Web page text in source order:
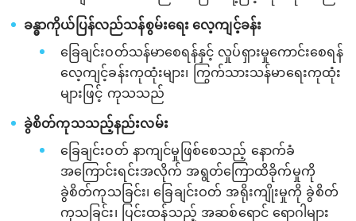
ခန္ဓာကိုယ်ပြန်လည်သန်စွမ်းရေး လေ့ကျင့်ခန်း
ခြေချင်းဝတ်သန်မာစေရန်နှင့် လှုပ်ရှားမှုကောင်းစေရန်
လေ့ကျင့်ခန်းကုထုံးများ၊ ကြွက်သားသန်မာရေးကုထုံး
များဖြင့် ကုသသည်
ခွဲစိတ်ကုသသည့်နည်းလမ်း
ခြေချင်းဝတ် နာကျင်မှုဖြစ်စေသည့် နောက်ခံ
အကြောင်းရင်းအလိုက် အရွတ်ကြောထိခိုက်မှုကို
ခွဲစိတ်ကုသခြင်း၊ ခြေချင်းဝတ် အရိုးကျိုးမှုကို ခွဲစိတ်
ကုသခြင်း၊ ပြင်းထန်သည့် အဆစ်ရောင် ရောဂါများ